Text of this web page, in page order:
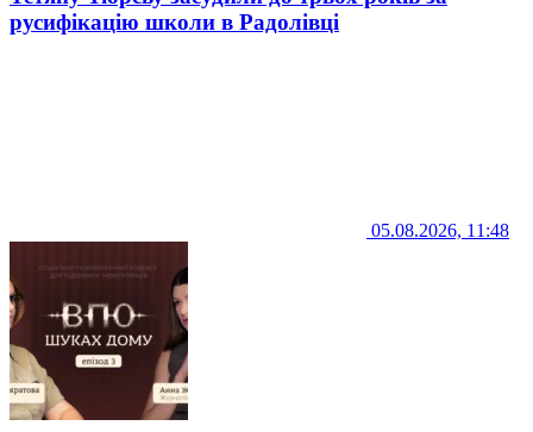
русифікацію школи в Радолівці
05.08.2026, 11:48